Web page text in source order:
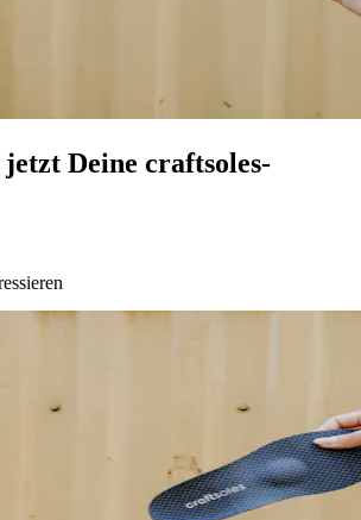
Deine craftsoles-